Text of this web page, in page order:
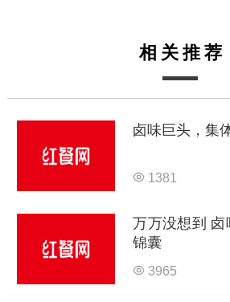
相关推荐
卤味巨头，集
1381
万万没想到
锦囊
3965